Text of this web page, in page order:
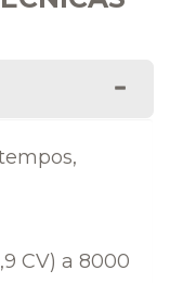
CV) a 8000